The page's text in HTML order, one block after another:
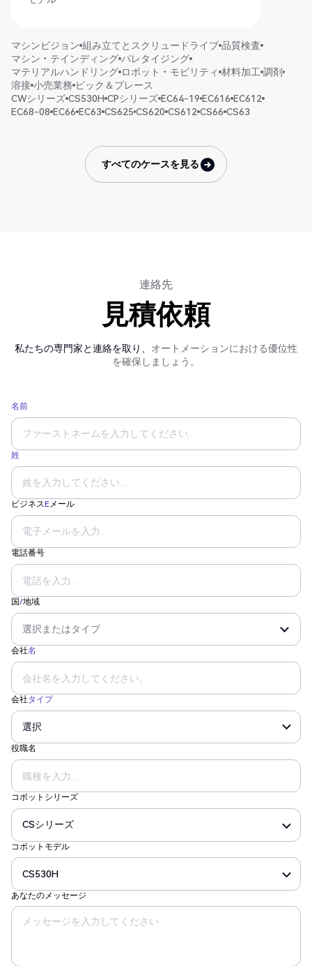
マシンビジョン 組み立てとスクリュードライブ 品質検査
マシン・テインディング パレタイジング
マテリアルハンドリング ロボット・モビリティ 材料加工 調剤
溶接 小売業務 ピック＆プレース
CWシリーズ CS530H CPシリーズ EC64-19 EC616 EC612
EC68-08 EC66 EC63 CS625 CS620 CS612 CS66 CS63
すべてのケースを見る
すべてのケースを見る
連絡先
見積依頼
私たちの専門家と連絡を取り、 オートメーションにおける優位性
を確保しましょう。
名前
姓
ビジネスEメール
電話番号
国/地域
会社名
会社タイプ
役職名
コボットシリーズ
コボットモデル
あなたのメッセージ